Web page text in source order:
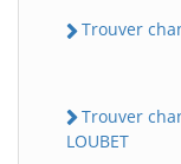
Trouver
Trouver
LOUBET